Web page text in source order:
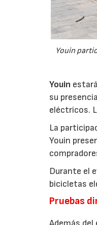
Youin
Youin
su
eléctricos.
La
Youin
Durante el
bicicletas
Pruebas